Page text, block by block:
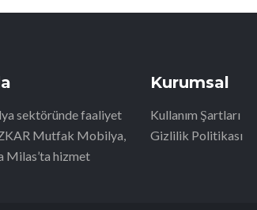
sektöründe faaliyet
Mutfak Mobilya,
Milas’ta hizmet
Kurumsal
Kullanım Şartları
Gizlilik Politikası